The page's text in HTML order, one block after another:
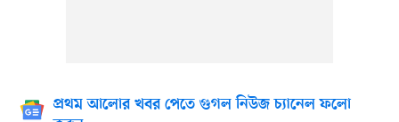
প্রথম আলোর খবর পেতে গুগল নিউজ চ্যানেল ফলো